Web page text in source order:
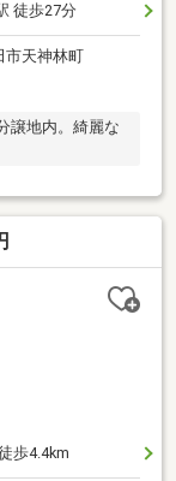
徒歩27分
市天神林町
譲地内。綺麗な
歩4.4km